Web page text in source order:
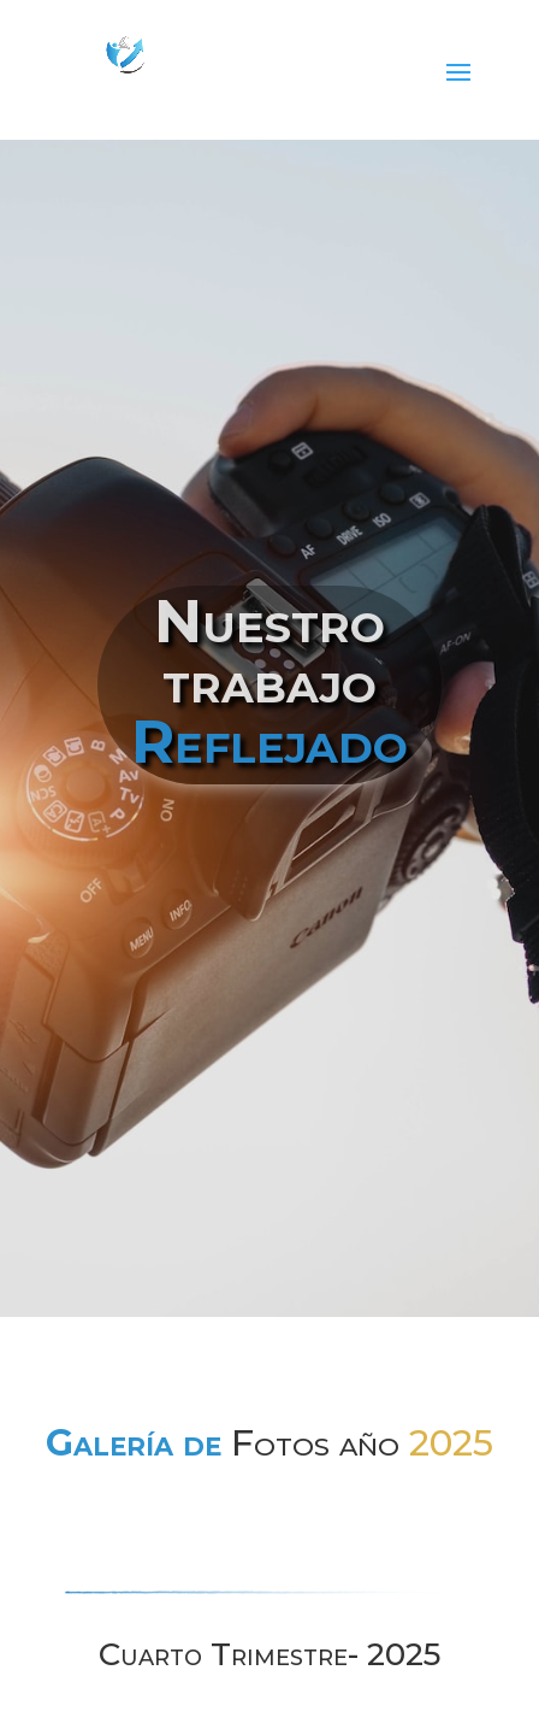
Nuestro
trabajo
Reflejado
Galería de Fotos año 2025
Cuarto Trimestre- 2025